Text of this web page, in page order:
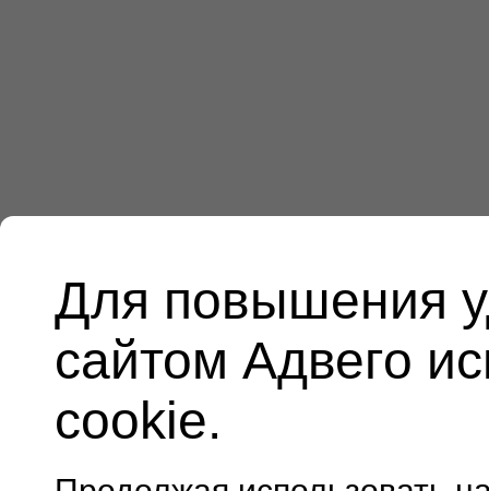
Для повышения
сайтом Адвего
cookie.